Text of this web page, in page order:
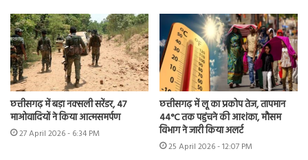
छत्तीसगढ़ में बड़ा नक्सली सरेंडर, 47
माओवादियों ने किया आत्मसमर्पण
27 April 2026 - 6:34 PM
छत्तीसगढ़ में लू का प्रकोप तेज, तापमान
44°C तक पहुंचने की आशंका, मौसम
विभाग ने जारी किया अलर्ट
25 April 2026 - 12:07 PM